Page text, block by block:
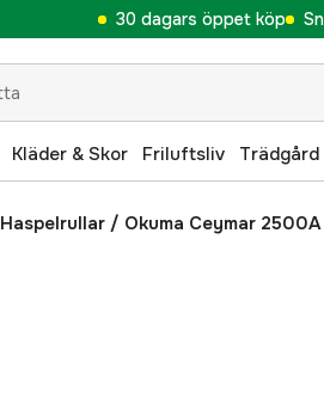
30 dagars öppet köp
Kläder & Skor Friluftsliv Trädgård
Haspelrullar / Okuma Ceymar 2500A